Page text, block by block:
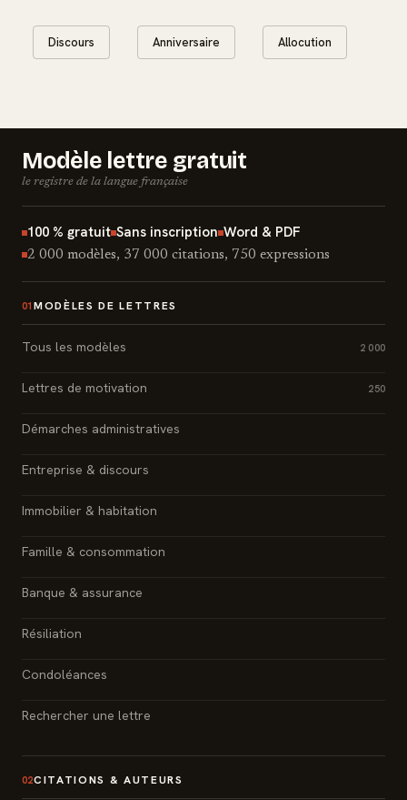
Discours Anniversaire Allocution
Modèle lettre gratuit
le registre de la langue française
100 % gratuit Sans inscription Word & PDF
2 000 modèles, 37 000 citations, 750 expressions
01 MODÈLES DE LETTRES
Tous les modèles 2 000
Lettres de motivation 250
Démarches administratives
Entreprise & discours
Immobilier & habitation
Famille & consommation
Banque & assurance
Résiliation
Condoléances
Rechercher une lettre
02CITATIONS & AUTEURS